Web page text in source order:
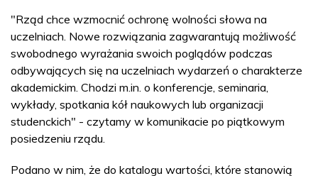
"Rząd chce wzmocnić ochronę wolności słowa na
uczelniach. Nowe rozwiązania zagwarantują możliwość
swobodnego wyrażania swoich poglądów podczas
odbywających się na uczelniach wydarzeń o charakterze
akademickim. Chodzi m.in. o konferencje, seminaria,
wykłady, spotkania kół naukowych lub organizacji
studenckich" - czytamy w komunikacie po piątkowym
posiedzeniu rządu.
Podano w nim, że do katalogu wartości, które stanowią